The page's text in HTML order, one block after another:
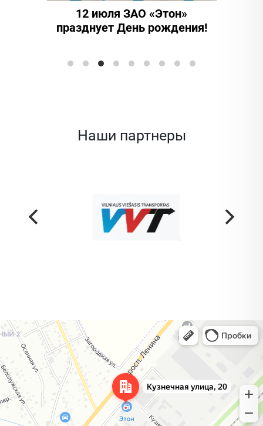
12 июля ЗАО «Этон»
празднует День рождения!
Наши партнеры
Жодино
Кузнечная улица, 20 — Яндекс Карты